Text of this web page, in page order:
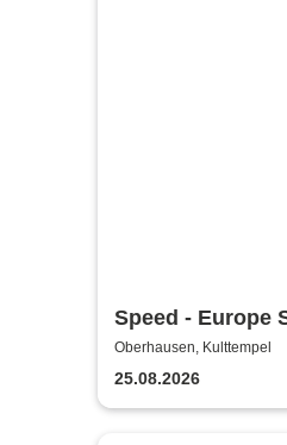
Speed - Europe
Oberhausen, Kulttempel
25.08.2026